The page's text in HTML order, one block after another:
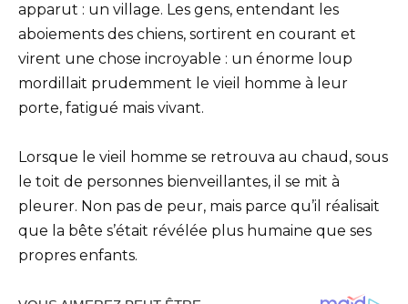
apparut : un village. Les gens, entendant les
aboiements des chiens, sortirent en courant et
virent une chose incroyable : un énorme loup
mordillait prudemment le vieil homme à leur
porte, fatigué mais vivant.
Lorsque le vieil homme se retrouva au chaud, sous
le toit de personnes bienveillantes, il se mit à
pleurer. Non pas de peur, mais parce qu’il réalisait
que la bête s’était révélée plus humaine que ses
propres enfants.